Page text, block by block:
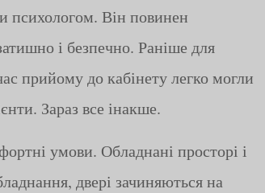
психологом. Він повинен
і безпечно. Раніше для
прийому до кабінету легко могли
Зараз все інакше.
умови. Обладнані просторі і
двері зачиняються на